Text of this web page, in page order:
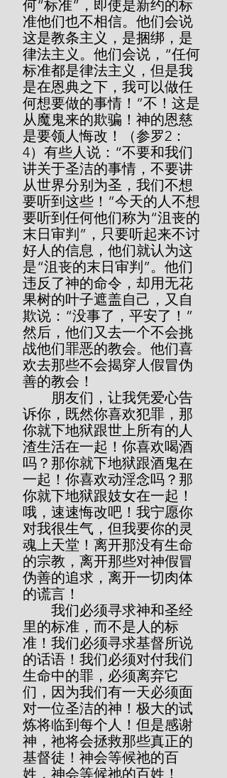
何“标准”，即使是新约的标
准他们也不相信。他们会说
这是教条主义，是捆绑，是
律法主义。他们会说，“任何
标准都是律法主义，但是我
是在恩典之下，我可以做任
何想要做的事情！”不！这是
从魔鬼来的欺骗！神的恩慈
是要领人悔改！（参罗2：
4）有些人说：“不要和我们
讲关于圣洁的事情，不要讲
从世界分别为圣，我们不想
要听到这些！”今天的人不想
要听到任何他们称为“沮丧的
末日审判”，只要听起来不讨
好人的信息，他们就认为这
是“沮丧的末日审判”。他们
违反了神的命令，却用无花
果树的叶子遮盖自己，又自
欺说：“没事了，平安了！”
然后，他们又去一个不会挑
战他们罪恶的教会。他们喜
欢去那些不会揭穿人假冒伪
善的教会！
朋友们，让我凭爱心告
诉你，既然你喜欢犯罪，那
你就下地狱跟世上所有的人
渣生活在一起！你喜欢喝酒
吗？那你就下地狱跟酒鬼在
一起！你喜欢动淫念吗？那
你就下地狱跟妓女在一起！
哦，速速悔改吧！我宁愿你
对我很生气，但我要你的灵
魂上天堂！离开那没有生命
的宗教，离开那些对神假冒
伪善的追求，离开一切肉体
的谎言！
我们必须寻求神和圣经
里的标准，而不是人的标
准！我们必须寻求基督所说
的话语！我们必须对付我们
生命中的罪，必须离弃它
们，因为我们有一天必须面
对一位圣洁的神！极大的试
炼将临到每个人！但是感谢
神，祂将会拯救那些真正的
基督徒！神会等候祂的百
姓，神会等候祂的百姓！